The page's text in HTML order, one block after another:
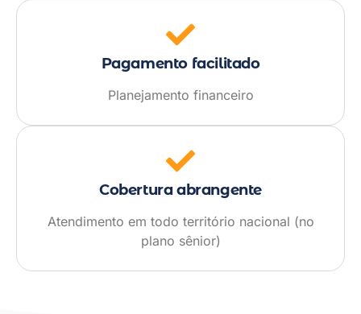
Pagamento facilitado
Planejamento financeiro
Cobertura abrangente
Atendimento em todo território nacional (no
plano sênior)